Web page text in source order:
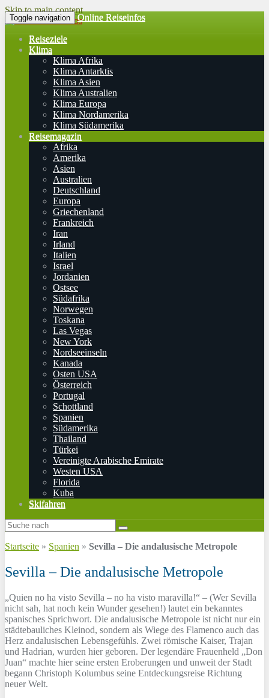
Skip to main content
Toggle navigation Online Reiseinfos
Reiseziele
Klima
Klima Afrika
Klima Antarktis
Klima Asien
Klima Australien
Klima Europa
Klima Nordamerika
Klima Südamerika
Reisemagazin
Afrika
Amerika
Asien
Australien
Deutschland
Europa
Griechenland
Frankreich
Iran
Irland
Italien
Israel
Jordanien
Ostsee
Südafrika
Norwegen
Toskana
Las Vegas
New York
Nordseeinseln
Kanada
Osten USA
Österreich
Portugal
Schottland
Spanien
Südamerika
Thailand
Türkei
Vereinigte Arabische Emirate
Westen USA
Florida
Kuba
Skifahren
Startseite » Spanien » Sevilla – Die andalusische Metropole
Sevilla – Die andalusische Metropole
„Quien no ha visto Sevilla – no ha visto maravilla!“ – (Wer Sevilla
nicht sah, hat noch kein Wunder gesehen!) lautet ein bekanntes
spanisches Sprichwort. Die andalusische Metropole ist nicht nur ein
städtebauliches Kleinod, sondern als Wiege des Flamenco auch das
Herz andalusischen Lebensgefühls. Zwei römische Kaiser, Trajan
und Hadrian, wurden hier geboren. Der legendäre Frauenheld „Don
Juan“ machte hier seine ersten Eroberungen und unweit der Stadt
begann Christoph Kolumbus seine Entdeckungsreise Richtung
neuer Welt.